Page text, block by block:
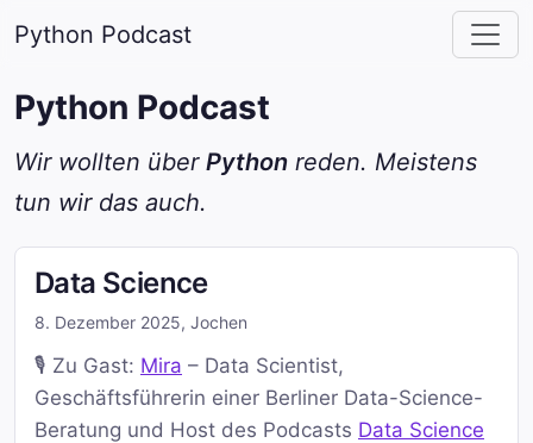
Python Podcast
Python Podcast
Wir wollten über Python reden. Meistens
tun wir das auch.
Data Science
8. Dezember 2025, Jochen
🎙️ Zu Gast: Mira – Data Scientist,
Geschäftsführerin einer Berliner Data-Science-
Beratung und Host des Podcasts Data Science